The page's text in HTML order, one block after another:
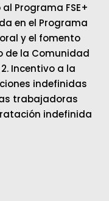
Programa FSE+
en el Programa
y el fomento
de la Comunidad
Incentivo a la
indefinidas
trabajadoras
indefinida